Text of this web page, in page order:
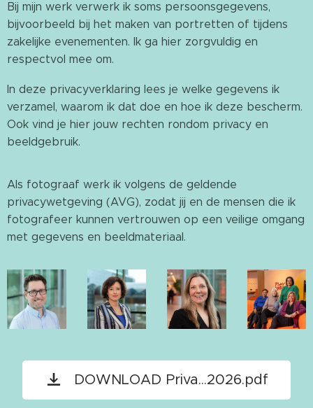
Bij mijn werk verwerk ik soms persoonsgegevens,
bijvoorbeeld bij het maken van portretten of tijdens
zakelijke evenementen. Ik ga hier zorgvuldig en
respectvol mee om.
In deze privacyverklaring lees je welke gegevens ik
verzamel, waarom ik dat doe en hoe ik deze bescherm.
Ook vind je hier jouw rechten rondom privacy en
beeldgebruik.
Als fotograaf werk ik volgens de geldende
privacywetgeving (AVG), zodat jij en de mensen die ik
fotografeer kunnen vertrouwen op een veilige omgang
met gegevens en beeldmateriaal.
DOWNLOAD Priva...2026.pdf